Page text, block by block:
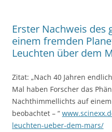
Erster Nachweis
einem fremden
Leuchten über dem
Zitat: „Nach 40 Jahren
Mal haben Forscher das
Nachthimmellichts auf
beobachtet – “
leuchten-ueber-dem-mars/